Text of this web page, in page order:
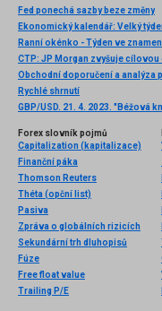
Fed ponechá sazby beze změny
Ekonomický kalendář: Velký
Ranní okénko - Týden ve
Rychlé shrnutí
GBP/USD. 21. 4. 2023. "Béžová
Forex slovník pojmů
Capitalization (kapitalizace)
Finanční páka
Thomson Reuters
Théta (opční list)
Pasiva
Zpráva o globálních rizicích
Sekundární trh dluhopisů
Fúze
Free float value
Trailing P/E